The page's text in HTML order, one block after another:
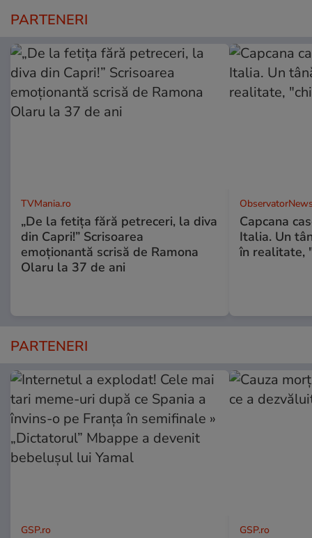
PARTENERI
TVMania.ro
„De la fetița fără petreceri, la diva
din Capri!” Scrisoarea
emoționantă scrisă de Ramona
Olaru la 37 de ani
Capcana
Italia. Un
în realitate,
PARTENERI
GSP.ro GSP.ro